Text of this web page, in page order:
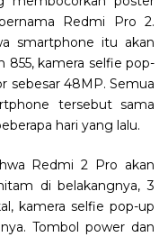
Redmi Pro 2.
smartphone itu akan
855, kamera selfie pop-
sebesar 48MP. Semua
tersebut sama
hari yang lalu.
Redmi 2 Pro akan
di belakangnya, 3
kamera selfie pop-up
Tombol power dan